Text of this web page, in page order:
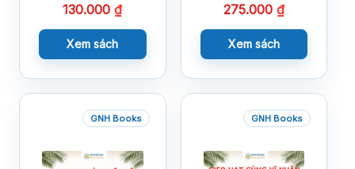
130.000₫
Xem sách
275.000 ₫
Xem sách
GNH Books GNH Books